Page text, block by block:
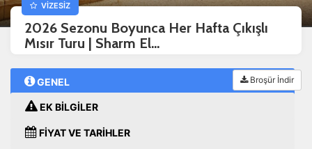
VİZESİZ
2026 Sezonu Boyunca Her Hafta Çıkışlı
Mısır Turu | Sharm El...
GENEL
EK BİLGİLER
FİYAT VE TARİHLER
Broşür İndir